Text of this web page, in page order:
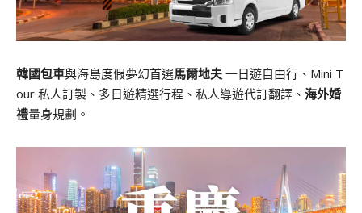
韓國包車與海島度假夢幻首選馬爾地夫 一日遊自由行、Mini T
our 私人訂製、多日遊精選行程、私人導遊代訂翻譯、 海外婚
禮量身規劃。